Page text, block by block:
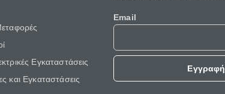
Εγκαταστάσεις
και Εγκαταστάσεις
Email
Εγγραφή